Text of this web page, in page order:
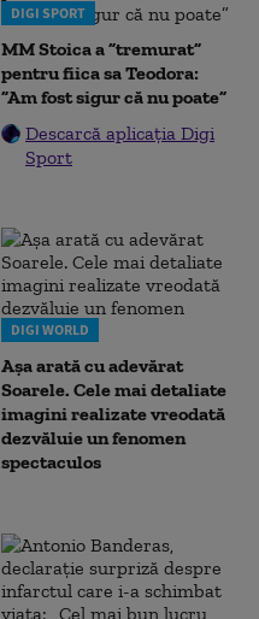
DIGI SPORT
MM Stoica a ”tremurat”
pentru fiica sa Teodora:
”Am fost sigur că nu poate”
Descarcă aplicația Digi
Sport
DIGI WORLD
Așa arată cu adevărat
Soarele. Cele mai detaliate
imagini realizate vreodată
dezvăluie un fenomen
spectaculos